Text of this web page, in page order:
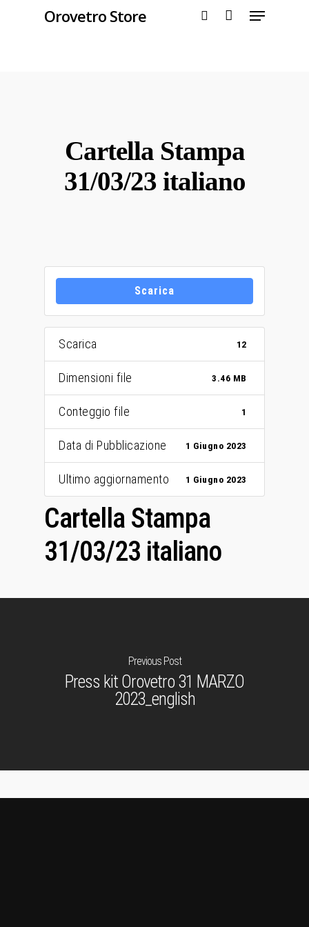
Orovetro Store
Cartella Stampa
31/03/23 italiano
Scarica
Scarica 12
Dimensioni file 3.46 MB
Conteggio file 1
Data di Pubblicazione 1 Giugno 2023
Ultimo aggiornamento 1 Giugno 2023
Cartella Stampa
31/03/23 italiano
Previous Post
Press kit Orovetro 31 MARZO
2023_english
Home
Chi Siamo
Lampadari
Bicchieri
Sculture
Contatti